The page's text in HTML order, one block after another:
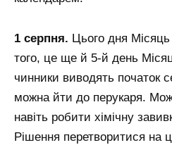
1 серпня. Цього дня Місяць
того, це ще й 5-й день
чинники виводять початок
можна йти до перукаря.
навіть робити хімічну
Рішення перетворитися на